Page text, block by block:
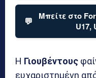
💬
Μπείτε στο
U17,
Η Γιουβέντους
ευχαριστημένη